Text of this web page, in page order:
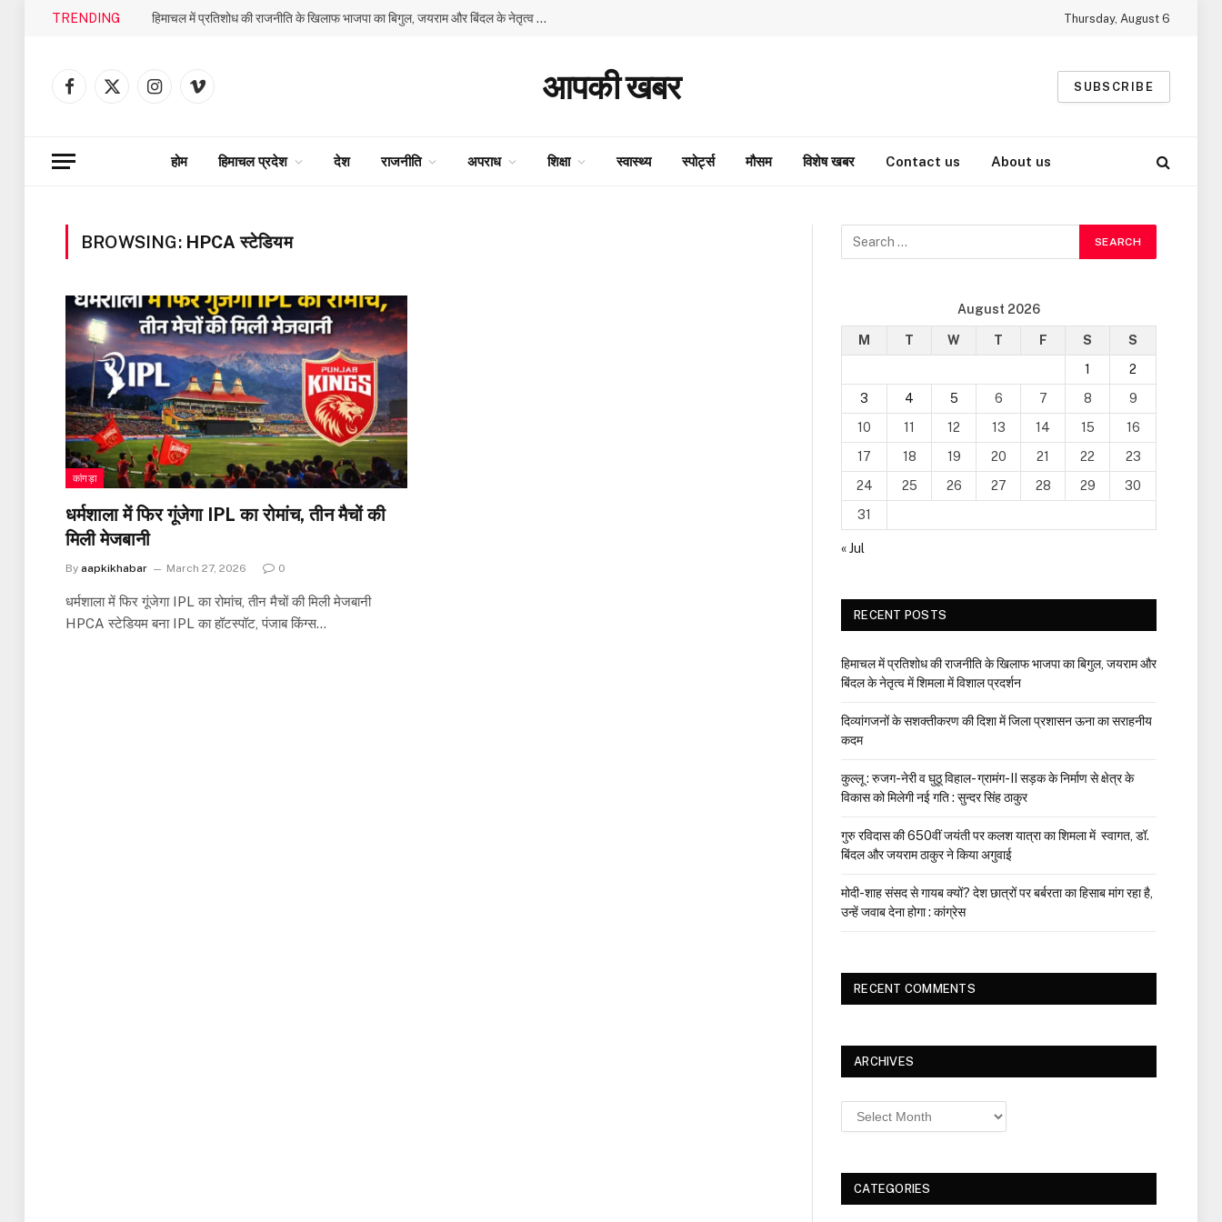
TRENDING हिमाचल में प्रतिशोध की राजनीति के खिलाफ भाजपा का बिगुल, जयराम और बिंदल के नेतृत्व में शिमला में विशाल प्रदर्शन Thursday, August 6
Facebook
X
InstagramVimeo आपकी खबर SUBSCRIBE
होम हिमाचल प्रदेश देश राजनीति अपराध शिक्षा स्वास्थ्य स्पोर्ट्स मौसम विशेष खबर Contact us About us
BROWSING: HPCA स्टेडियम
कांगड़ा
धर्मशाला में फिर गूंजेगा IPL का रोमांच, तीन मैचों की
मिली मेजबानी
By aapkikhabar March 27, 2026 0
धर्मशाला में फिर गूंजेगा IPL का रोमांच, तीन मैचों की मिली मेजबानी
HPCA स्टेडियम बना IPL का हॉटस्पॉट, पंजाब किंग्स…
August 2026
M T W T F S
S
1
2
3
4 5 6 7 8
9
10
11 12 13 14 15
16
17
18 19 20 21 22
23
24
25 26 27 28 29
30
31
« Jul
RECENT POSTS
हिमाचल में प्रतिशोध की राजनीति के खिलाफ भाजपा का बिगुल, जयराम और
बिंदल के नेतृत्व में शिमला में विशाल प्रदर्शन
दिव्यांगजनों के सशक्तीकरण की दिशा में जिला प्रशासन ऊना का सराहनीय
कदम
कुल्लू : रुजग-नेरी व घुठू विहाल- ग्रामंग-II सड़क के निर्माण से क्षेत्र के
विकास को मिलेगी नई गति : सुन्दर सिंह ठाकुर
गुरु रविदास की 650वीं जयंती पर कलश यात्रा का शिमला में स्वागत, डॉ.
बिंदल और जयराम ठाकुर ने किया अगुवाई
मोदी-शाह संसद से गायब क्यों? देश छात्रों पर बर्बरता का हिसाब मांग रहा है,
उन्हें जवाब देना होगा : कांग्रेस
RECENT COMMENTS
ARCHIVES
Archives
CATEGORIES